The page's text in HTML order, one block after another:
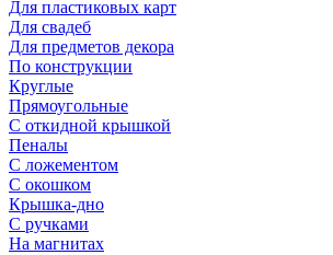
Для пластиковых карт
Для свадеб
Для предметов декора
По конструкции
Круглые
Прямоугольные
С откидной крышкой
Пеналы
С ложементом
С окошком
Крышка-дно
С ручками
На магнитах